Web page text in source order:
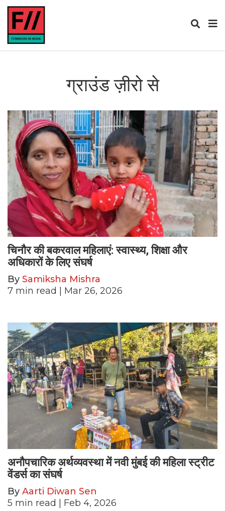
ग्राउंड ज़ीरो से
चिनौर की बकरवाल महिलाएं: स्वास्थ्य, शिक्षा और
अधिकारों के लिए संघर्ष
By Samiksha Mishra
7 min read | Mar 26, 2026
अनौपचारिक अर्थव्यवस्था में नवी मुंबई की महिला स्ट्रीट
वेंडर्स का संघर्ष
By Aarti Diwan Sen
5 min read | Feb 4, 2026